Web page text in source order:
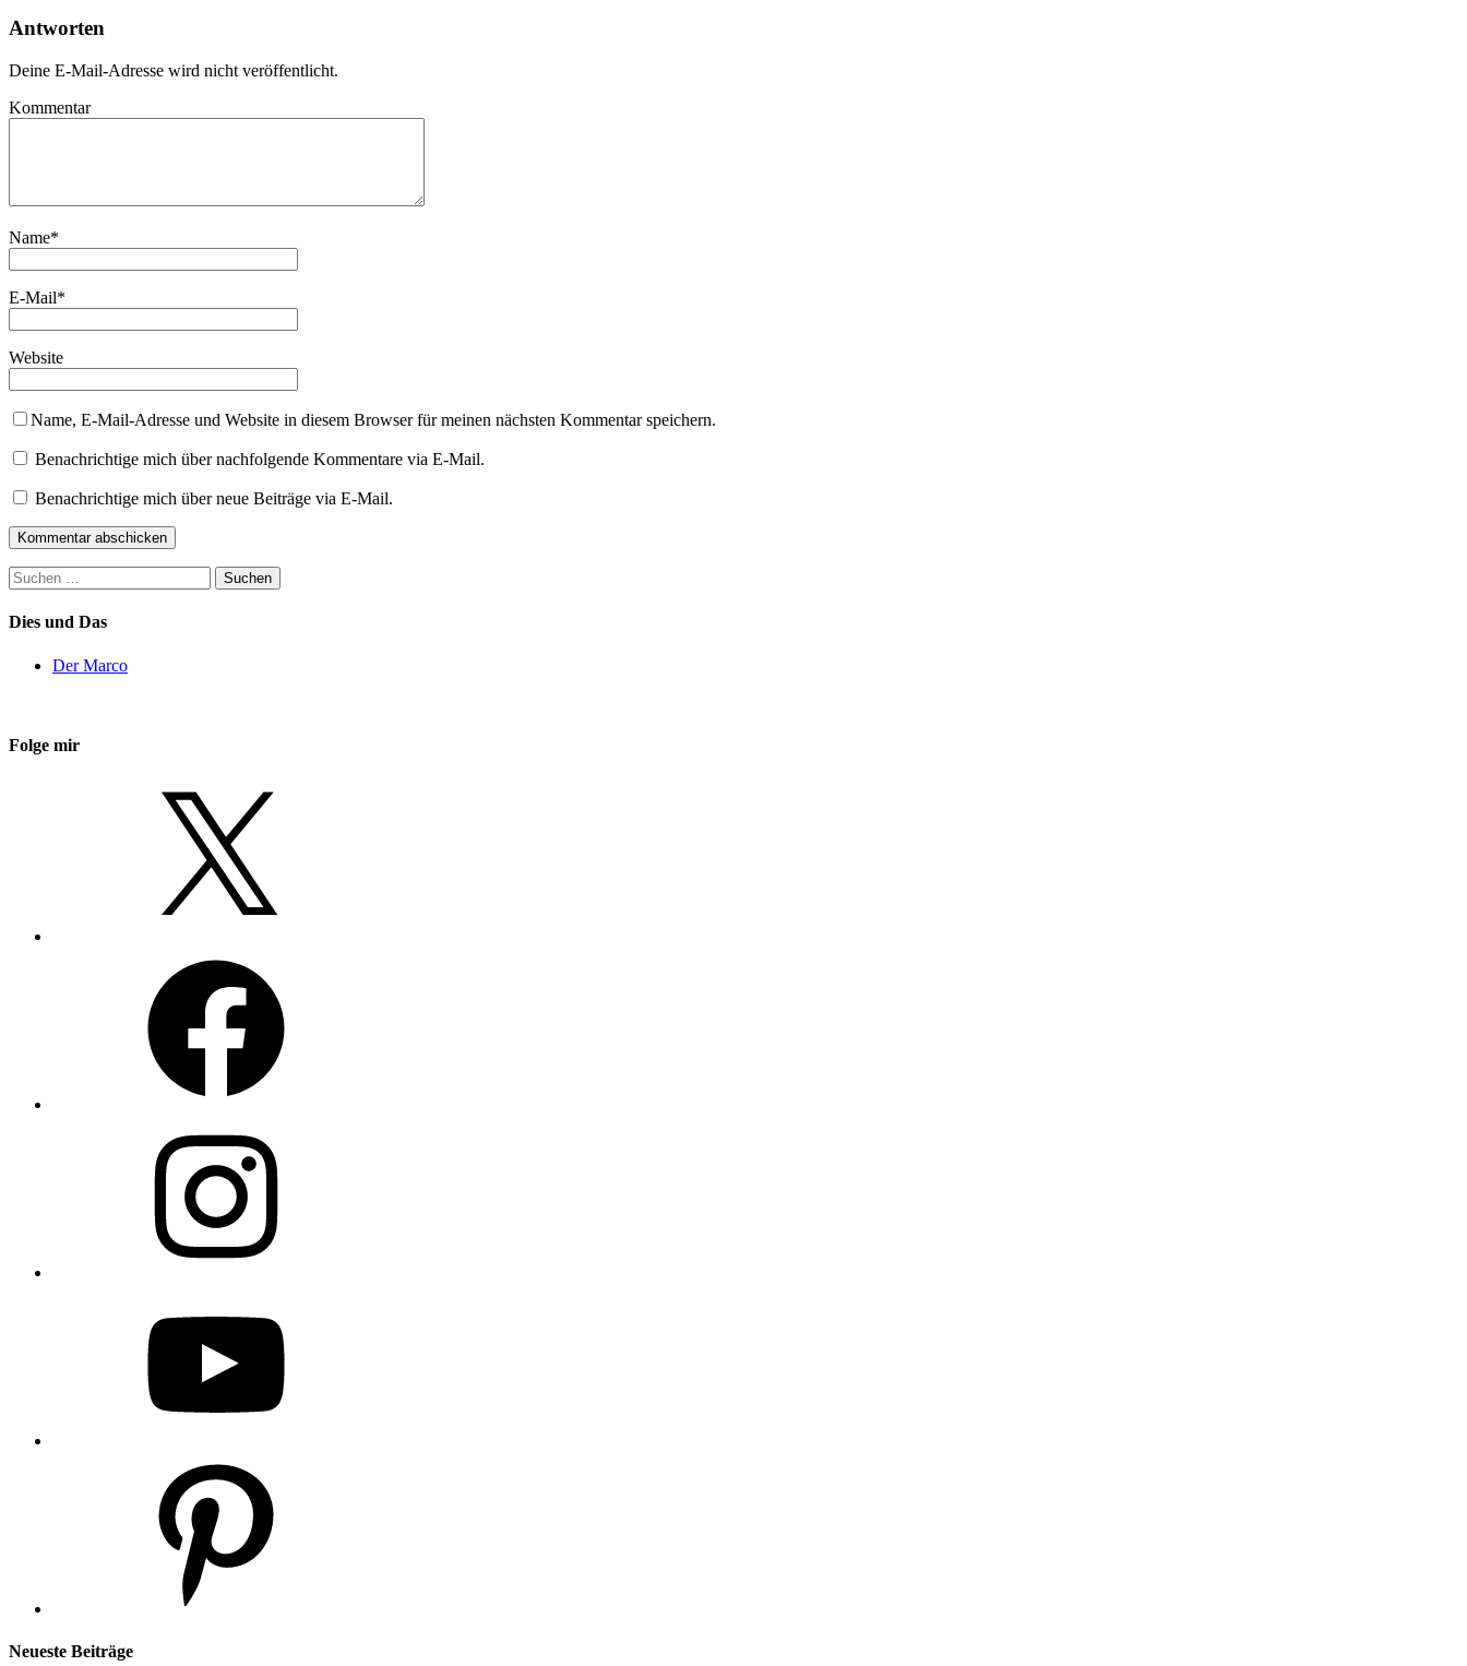
Antworten
Deine E-Mail-Adresse wird nicht veröffentlicht.
Kommentar
Name*
E-Mail*
Website
Name, E-Mail-Adresse und Website in diesem Browser für meinen nächsten Kommentar speichern.
Benachrichtige mich über nachfolgende Kommentare via E-Mail.
Benachrichtige mich über neue Beiträge via E-Mail.
Suchen
nach:
Dies und Das
Der Marco
Folge mir
Neueste Beiträge